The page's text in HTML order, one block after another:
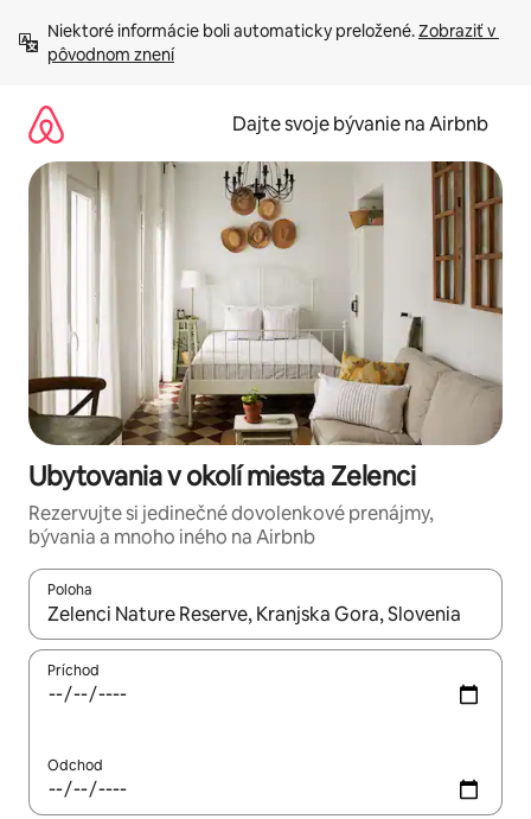
obsah.
Niektoré informácie boli automaticky preložené. Zobraziť v
pôvodnom znení
Dajte svoje bývanie na Airbnb
Ubytovania v okolí miesta Zelenci
Rezervujte si jedinečné dovolenkové prenájmy,
bývania a mnoho iného na Airbnb
Poloha
Keď budú výsledky k dispozícii, môžete si ich prechádzať
Príchod
Odchod